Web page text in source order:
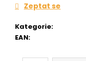
Kategorie:
EAN:
Zeptat se